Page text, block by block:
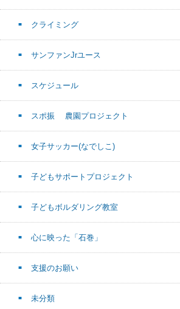
クライミング
サンファンJrユース
スケジュール
スポ振 農園プロジェクト
女子サッカー(なでしこ)
子どもサポートプロジェクト
子どもボルダリング教室
心に映った「石巻」
支援のお願い
未分類